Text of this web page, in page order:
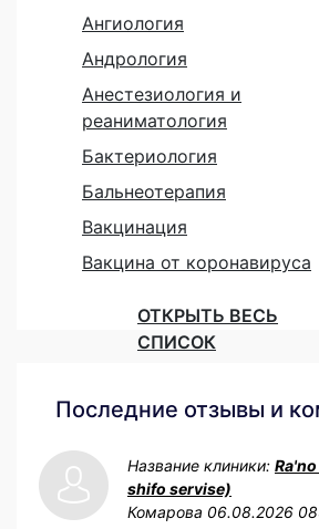
Ангиология
Андрология
Анестезиология и
реаниматология
Бактериология
Бальнеотерапия
Вакцинация
Вакцина от коронавируса
ОТКРЫТЬ ВЕСЬ
СПИСОК
Последние отзывы и
Название клиники:
shifo servise)
Комарова 06.08.2026